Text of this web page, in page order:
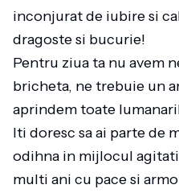
inconjurat de iubire si
dragoste si bucurie!
Pentru ziua ta nu avem
bricheta, ne trebuie un
aprindem toate
Iti doresc sa ai parte de
odihna in mijlocul
multi ani cu pace si